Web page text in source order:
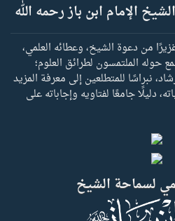
الإمام ابن باز رحمه الله
من دعوة الشيخ، وعطائه العلمي،
حوله الملتمسون لطرائق العلوم؛
نبراسًا للمتطلعين إلى معرفة المزيد
دليلًا جامعًا لفتاويه وإجاباته على
لسماحة الشيخ